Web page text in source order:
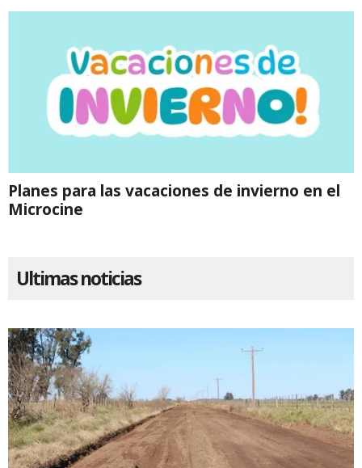
Planes para las vacaciones de invierno en el
Microcine
Ultimas noticias